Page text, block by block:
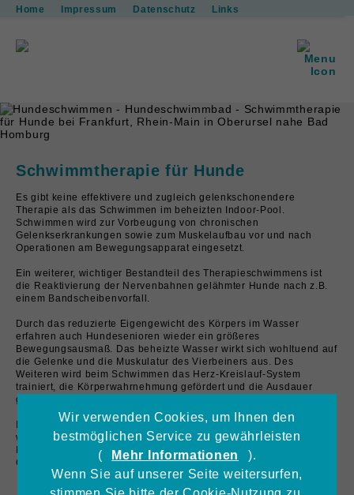
Home Impressum Datenschutz Links
Therapieangebote
Schwimmtherapie für Hunde
Es gibt keine effektivere und zugleich gelenkschonendere
Therapie als das Schwimmen im beheizten Indoor-Pool.
Schwimmen wird zur Vorbeugung von chronischen
Gelenkserkrankungen sowie zum Muskelaufbau vor und nach
Operationen am Bewegungsapparat eingesetzt.
Ein weiterer, wichtiger Bestandteil des Therapieschwimmens ist
die Reaktivierung der Nervenbahnen gelähmter Hunde nach z.B.
einem Bandscheibenvorfall.
Durch das reduzierte Eigengewicht des Körpers im Wasser
erfahren auch Hundesenioren wieder ein größeres
Bewegungsausmaß. Das beheizte Wasser wirkt sich wohltuend auf
die Gelenke und die Muskulatur des Vierbeiners aus. Des
Weiteren wird beim Schwimmen das Herz-Kreislauf-System
trainiert, die Körperwahrnehmung gefördert und die Ausdauer
gesteigert.
Im beheizten Indoorpool werden die Hunde ganzjährig und
wetterunabhängig therapiert und trainiert. Außerdem steht der
Pool Hunden, die zum Spaßschwimmen, zum Auspowern oder zur
Gewichtsreduktion kommen möchten, zur Verfügung.
Wir verwenden Cookies, um Ihnen den
bestmöglichen Service zu gewährleisten
(
Mehr Informationen
).
Wenn Sie auf unserer Seite weitersurfen,